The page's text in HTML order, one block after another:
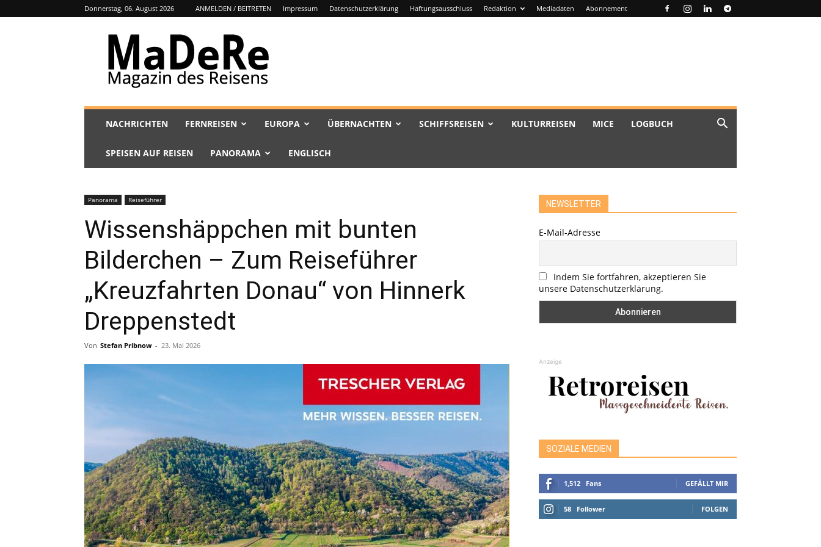
Donnerstag, 06. August 2026 ANMELDEN / BEITRETEN Impressum Datenschutzerklärung Haftungsausschluss Redaktion Mediadaten Abonnement
MaDeRe
NACHRICHTEN FERNREISEN EUROPA ÜBERNACHTEN SCHIFFSREISEN KULTURREISEN MICE LOGBUCH
SPEISEN AUF REISEN PANORAMA ENGLISCH
Panorama Reiseführer
Wissenshäppchen mit bunten
Bilderchen – Zum Reiseführer
„Kreuzfahrten Donau“ von Hinnerk
Dreppenstedt
Von Stefan Pribnow - 23. Mai 2026
NEWSLETTER
E-Mail-Adresse
Indem Sie fortfahren, akzeptieren Sie
unsere Datenschutzerklärung.
Anzeige
SOZIALE MEDIEN
1,512 Fans GEFÄLLT MIR
58 Follower FOLGEN